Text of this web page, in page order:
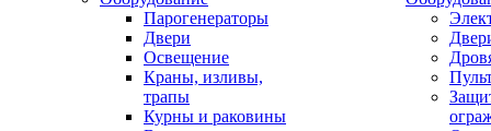
Парогенераторы
Двери
Освещение
Краны, изливы,
трапы
Курны и раковины